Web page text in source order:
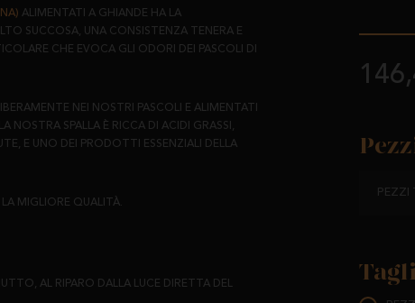
ALIMENTATI A GHIANDE HA LA
SUCCOSA, UNA CONSISTENZA TENERA E
CHE EVOCA GLI ODORI DEI PASCOLI DI
NEI NOSTRI PASCOLI E ALIMENTATI
SPALLA È RICCA DI ACIDI GRASSI,
E UNO DEI PRODOTTI ESSENZIALI DELLA
MIGLIORE QUALITÀ.
AL RIPARO DALLA LUCE DIRETTA DEL
PEZZI